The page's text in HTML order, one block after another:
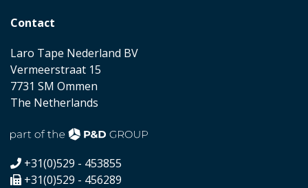
Contact
Laro Tape Nederland BV
Vermeerstraat 15
7731 SM Ommen
The Netherlands
+31(0)529 - 453855
+31(0)529 - 456289